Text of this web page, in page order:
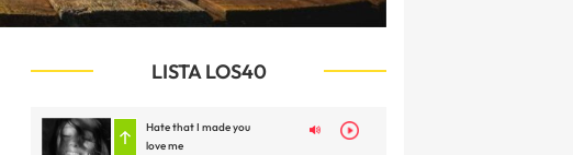
LISTA LOS40
Hate that I made you
love me